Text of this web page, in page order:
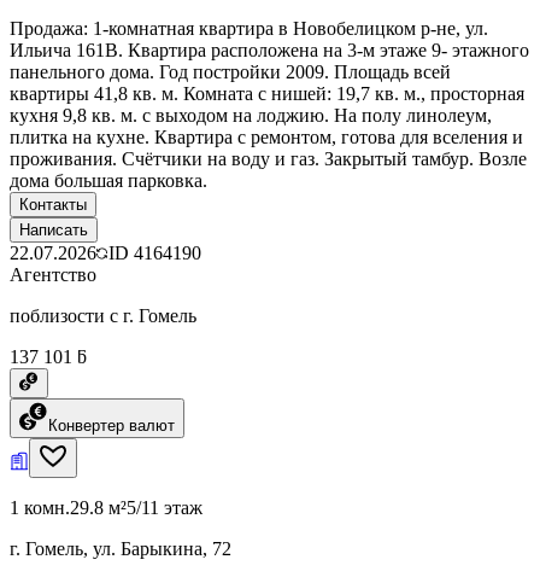
Продажа: 1-комнатная квартира в Новобелицком р-не, ул.
Ильича 161В. Квартира расположена на 3-м этаже 9- этажного
панельного дома. Год постройки 2009. Площадь всей
квартиры 41,8 кв. м. Комната с нишей: 19,7 кв. м., просторная
кухня 9,8 кв. м. с выходом на лоджию. На полу линолеум,
плитка на кухне. Квартира с ремонтом, готова для вселения и
проживания. Счётчики на воду и газ. Закрытый тамбур. Возле
дома большая парковка.
Контакты
Написать
22.07.2026 ID 4164190
Агентство
поблизости с г. Гомель
137 101 ƃ
Конвертер валют
1 комн.29.8 м²5/11 этаж
г. Гомель, ул. Барыкина, 72